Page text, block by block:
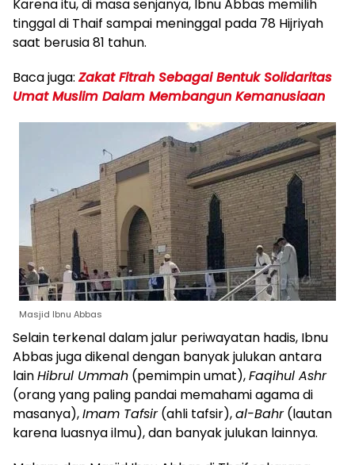
Karena itu, di masa senjanya, Ibnu Abbas memilih
tinggal di Thaif sampai meninggal pada 78 Hijriyah
saat berusia 81 tahun.
Baca juga: Zakat Fitrah Sebagai Bentuk Solidaritas
Umat Muslim Dalam Membangun Kemanusiaan
Masjid Ibnu Abbas
Selain terkenal dalam jalur periwayatan hadis, Ibnu
Abbas juga dikenal dengan banyak julukan antara
lainHibrul Ummah (pemimpin umat),Faqihul Ashr
(orang yang paling pandai memahami agama di
masanya),Imam Tafsir(ahli tafsir),al-Bahr(lautan
karena luasnya ilmu), dan banyak julukan lainnya.